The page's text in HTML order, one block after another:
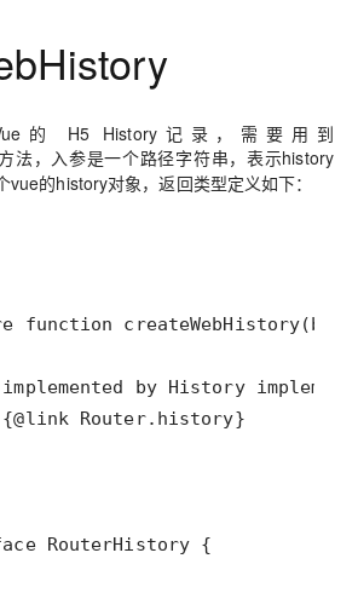
的 H5 History记录，需要用到
法，入参是一个路径字符串，表示history
vue的history对象，返回类型定义如下：